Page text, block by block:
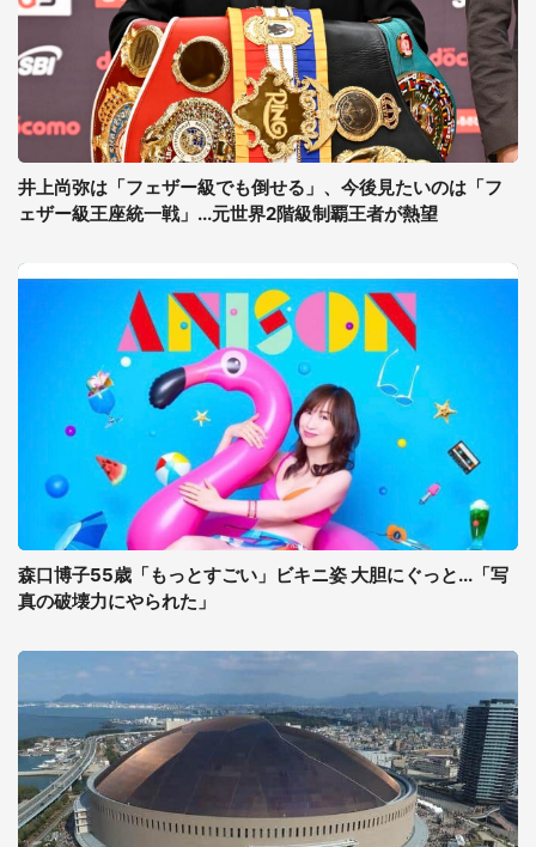
井上尚弥は「フェザー級でも倒せる」、今後見たいのは「フ
ェザー級王座統一戦」...元世界2階級制覇王者が熱望
森口博子55歳「もっとすごい」ビキニ姿 大胆にぐっと...「写
真の破壊力にやられた」